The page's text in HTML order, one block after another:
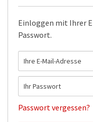
Einloggen mit Ihrer
Passwort.
Passwort vergessen?